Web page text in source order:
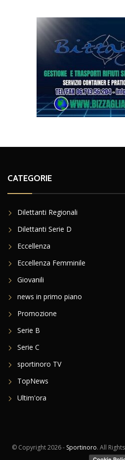
CATEGORIE
Dilettanti Regionali
Dilettanti Serie D
Eccellenza
Eccellenza Femminile
Giovanili
news in primo piano
Promozione
Serie B
Serie C
sportinoro TV
TopNews
Ultim'ora
© Copyright2026 - Sportinoro. All